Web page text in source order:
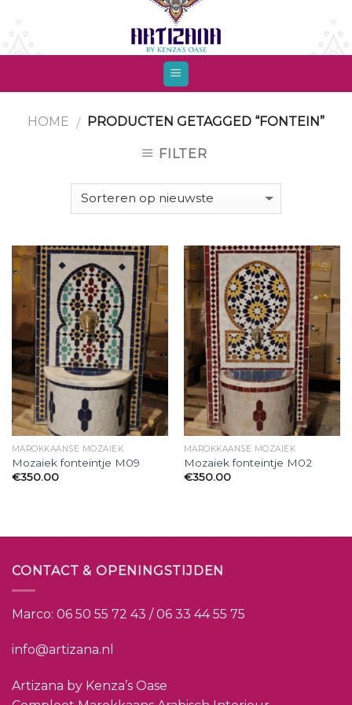
to
content
HOME / PRODUCTEN GETAGGED “FONTEIN”
FILTER
MAROKKAANSE MOZAIEK
Mozaiek fonteintje M09
€350.00
MAROKKAANSE MOZAIEK
Mozaiek fonteintje M02
€350.00
CONTACT & OPENINGSTIJDEN
Marco: 06 50 55 72 43 / 06 33 44 55 75
info@artizana.nl
Artizana by Kenza’s Oase